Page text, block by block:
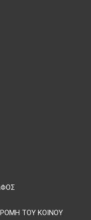
ΤΟΥ ΚΟΙΝΟΎ